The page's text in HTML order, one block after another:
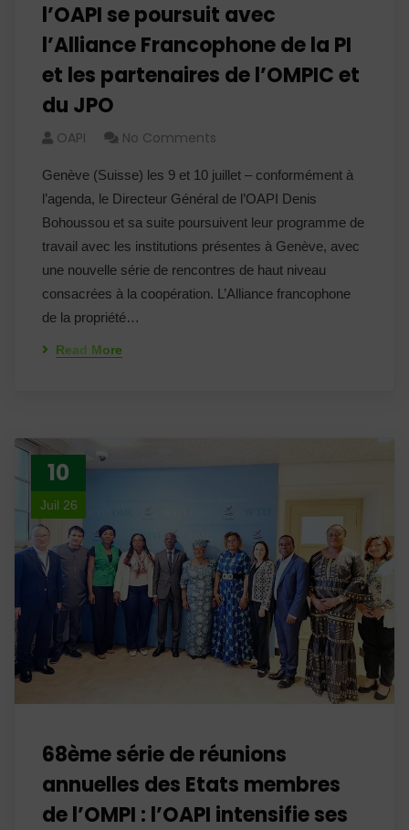
l’OAPI se poursuit avec
l’Alliance Francophone de la PI
et les partenaires de l’OMPIC et
du JPO
OAPI No Comments
Genève (Suisse) les 9 et 10 juillet – conformément à
l’agenda, le Directeur Général de l’OAPI Denis
Bohoussou et sa suite poursuivent leur programme de
travail avec les institutions présentes à Genève, avec
une nouvelle série de rencontres de haut niveau
consacrées à la coopération. L’Alliance francophone
de la propriété…
Read More
10
Juil 26
68ème série de réunions
annuelles des Etats membres
de l’OMPI : l’OAPI intensifie ses